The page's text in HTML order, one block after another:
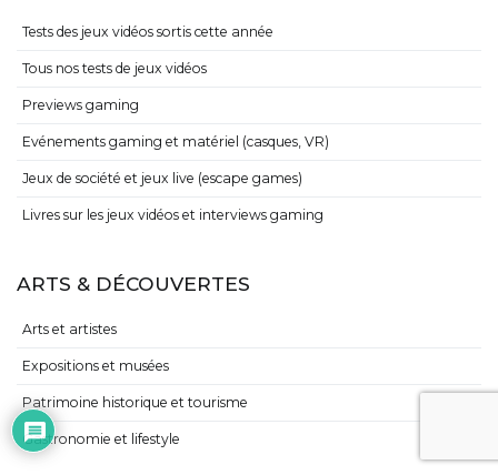
Tests des jeux vidéos sortis cette année
Tous nos tests de jeux vidéos
Previews gaming
Evénements gaming et matériel (casques, VR)
Jeux de société et jeux live (escape games)
Livres sur les jeux vidéos et interviews gaming
ARTS & DÉCOUVERTES
Arts et artistes
Expositions et musées
Patrimoine historique et tourisme
Gastronomie et lifestyle